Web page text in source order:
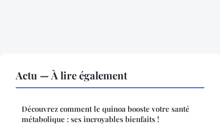
Actu — À lire également
Découvrez comment le quinoa booste votre santé
métabolique : ses incroyables bienfaits !